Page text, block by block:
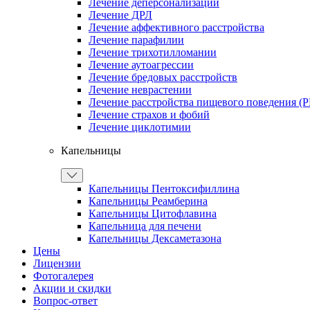
Лечение деперсонализации
Лечение ДРЛ
Лечение аффективного расстройства
Лечение парафилии
Лечение трихотилломании
Лечение аутоагрессии
Лечение бредовых расстройств
Лечение неврастении
Лечение расстройства пищевого поведения
Лечение страхов и фобий
Лечение циклотимии
Капельницы
Капельницы Пентоксифиллина
Капельницы Реамберина
Капельницы Цитофлавина
Капельница для печени
Капельницы Дексаметазона
Цены
Лицензии
Фотогалерея
Акции и скидки
Вопрос-ответ